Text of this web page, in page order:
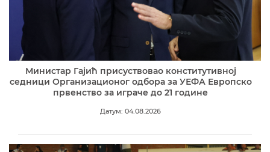
Министар Гајић присуствовао конститутивној
седници Организационог одбора за УЕФА Европско
првенство за играче до 21 године
Датум: 04.08.2026